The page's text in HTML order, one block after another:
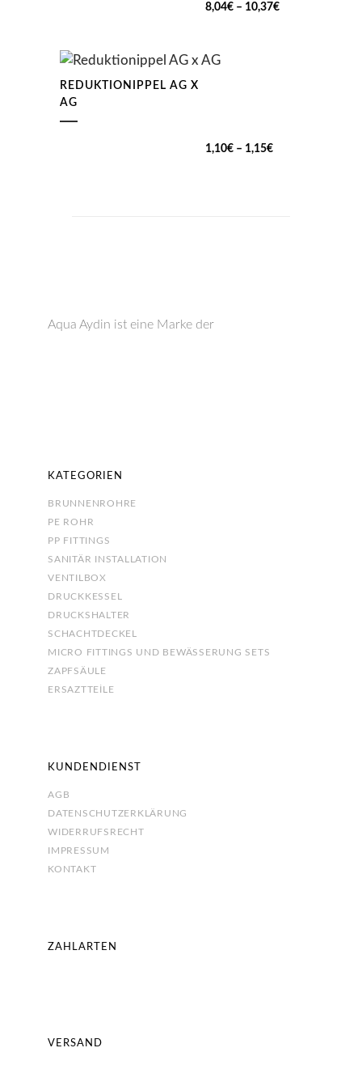
8,04€ – 10,37€Preisspanne:
REDUKTIONIPPEL AG X
AG
1,10€ – 1,15€Preisspanne:
Aqua Aydin ist eine Marke der
KATEGORIEN
BRUNNENROHRE
PE ROHR
PP FITTINGS
SANITÄR INSTALLATION
VENTILBOX
DRUCKKESSEL
DRUCKSHALTER
SCHACHTDECKEL
MICRO FITTINGS UND BEWÄSSERUNG SETS
ZAPFSÄULE
ERSAZTTEİLE
KUNDENDIENST
AGB
DATENSCHUTZERKLÄRUNG
WIDERRUFSRECHT
IMPRESSUM
KONTAKT
ZAHLARTEN
VERSAND